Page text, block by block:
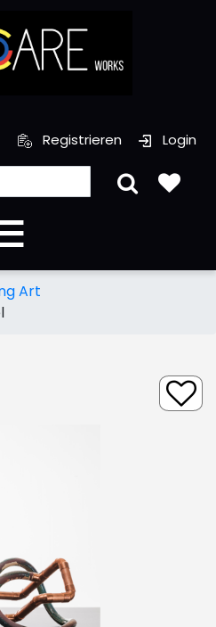
Registrieren Login
Art